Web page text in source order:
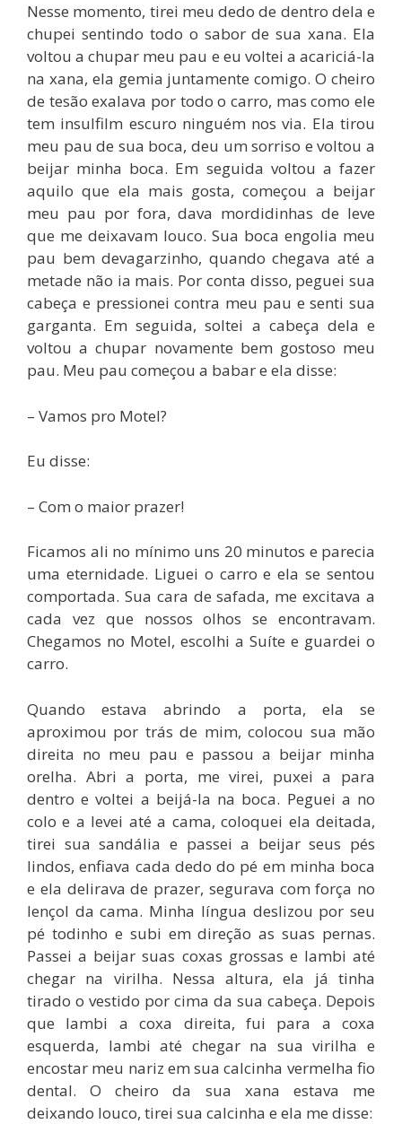
Nesse momento, tirei meu dedo de dentro dela e
chupei sentindo todo o sabor de sua xana. Ela
voltou a chupar meu pau e eu voltei a acariciá-la
na xana, ela gemia juntamente comigo. O cheiro
de tesão exalava por todo o carro, mas como ele
tem insulfilm escuro ninguém nos via. Ela tirou
meu pau de sua boca, deu um sorriso e voltou a
beijar minha boca. Em seguida voltou a fazer
aquilo que ela mais gosta, começou a beijar
meu pau por fora, dava mordidinhas de leve
que me deixavam louco. Sua boca engolia meu
pau bem devagarzinho, quando chegava até a
metade não ia mais. Por conta disso, peguei sua
cabeça e pressionei contra meu pau e senti sua
garganta. Em seguida, soltei a cabeça dela e
voltou a chupar novamente bem gostoso meu
pau. Meu pau começou a babar e ela disse:
– Vamos pro Motel?
Eu disse:
– Com o maior prazer!
Ficamos ali no mínimo uns 20 minutos e parecia
uma eternidade. Liguei o carro e ela se sentou
comportada. Sua cara de safada, me excitava a
cada vez que nossos olhos se encontravam.
Chegamos no Motel, escolhi a Suíte e guardei o
carro.
Quando estava abrindo a porta, ela se
aproximou por trás de mim, colocou sua mão
direita no meu pau e passou a beijar minha
orelha. Abri a porta, me virei, puxei a para
dentro e voltei a beijá-la na boca. Peguei a no
colo e a levei até a cama, coloquei ela deitada,
tirei sua sandália e passei a beijar seus pés
lindos, enfiava cada dedo do pé em minha boca
e ela delirava de prazer, segurava com força no
lençol da cama. Minha língua deslizou por seu
pé todinho e subi em direção as suas pernas.
Passei a beijar suas coxas grossas e lambi até
chegar na virilha. Nessa altura, ela já tinha
tirado o vestido por cima da sua cabeça. Depois
que lambi a coxa direita, fui para a coxa
esquerda, lambi até chegar na sua virilha e
encostar meu nariz em sua calcinha vermelha fio
dental. O cheiro da sua xana estava me
deixando louco, tirei sua calcinha e ela me disse: